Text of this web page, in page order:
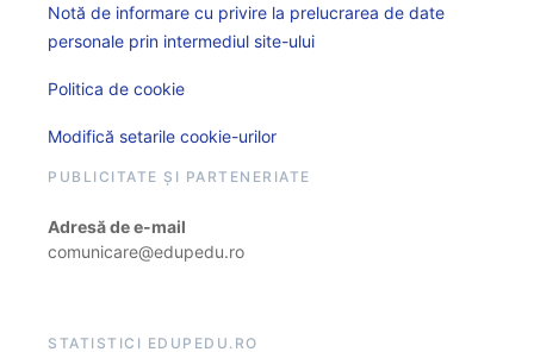
Notă de informare cu privire la prelucrarea de date
personale prin intermediul site-ului
Politica de cookie
Modifică setarile cookie-urilor
PUBLICITATE ȘI PARTENERIATE
Adresă de e-mail
comunicare@edupedu.ro
STATISTICI EDUPEDU.RO